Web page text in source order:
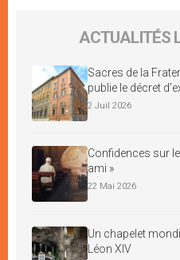
ACTUALITÉS
Sacres de la
publie le décret
2 Juil 2026
Confidences sur
ami »
22 Mai 2026
Un chapelet
Léon XIV